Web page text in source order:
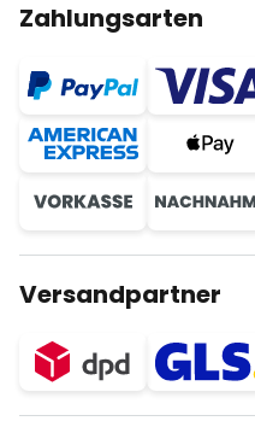
Zahlungsarten
Versandpartner